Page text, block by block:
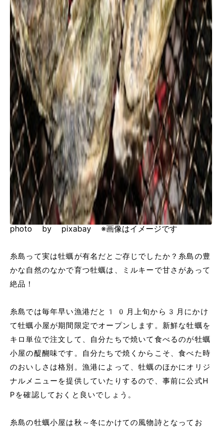
photo by pixabay ※画像はイメージです
糸島って実は牡蠣が有名だとご存じでしたか？糸島の豊
かな自然のなかで育つ牡蠣は、ミルキーで甘さがあって
絶品！
糸島では毎年早い漁港だと10月上旬から3月にかけ
て牡蠣小屋が期間限定でオープンします。新鮮な牡蠣を
キロ単位で注文して、自分たちで焼いて食べるのが牡蠣
小屋の醍醐味です。自分たちで焼くからこそ、食べた時
のおいしさは格別。漁港によって、牡蠣のほかにオリジ
ナルメニューを提供していたりするので、事前に公式H
Pを確認しておくと良いでしょう。
糸島の牡蠣小屋は秋～冬にかけての風物詩となってお